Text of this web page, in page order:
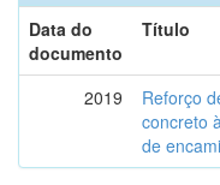
Data do
documento
Título
2019
Reforço
concreto
de